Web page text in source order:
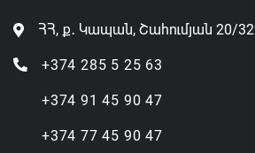
ՀՀ, ք․ Կապան, Շահումյան 20/32
+374 285 5 25 63
+374 91 45 90 47
+374 77 45 90 47